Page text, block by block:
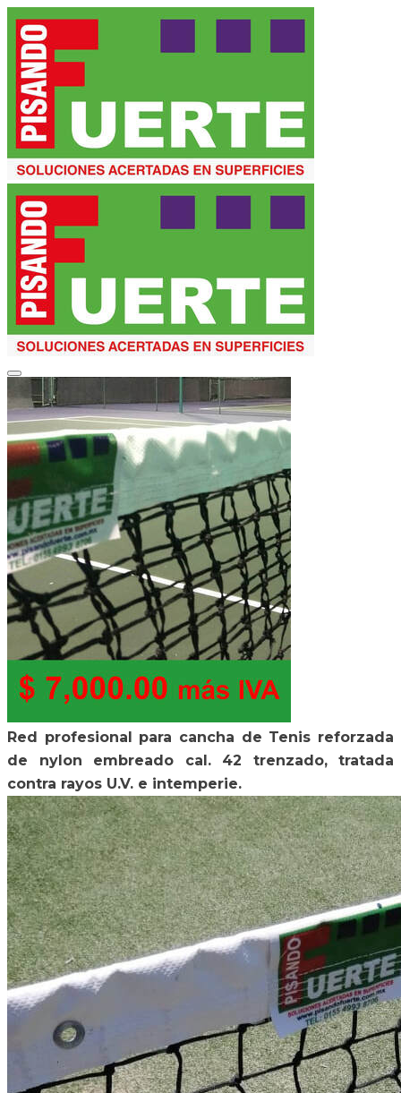
Red profesional para cancha de Tenis reforzada
de nylon embreado cal. 42 trenzado, tratada
contra rayos U.V. e intemperie.